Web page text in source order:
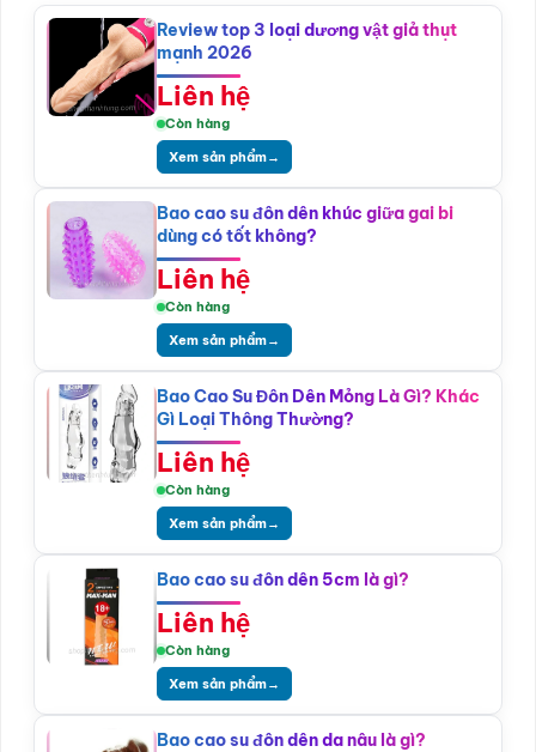
Review top 3 loại dương vật giả thụt
mạnh 2026
Liên hệ
Còn hàng
Xem sản phẩm→
Bao cao su đôn dên khúc giữa gai bi
dùng có tốt không?
Liên hệ
Còn hàng
Xem sản phẩm→
Bao Cao Su Đôn Dên Mỏng Là Gì? Khác
Gì Loại Thông Thường?
Liên hệ
Còn hàng
Xem sản phẩm→
Bao cao su đôn dên 5cm là gì?
Liên hệ
Còn hàng
Xem sản phẩm→
Bao cao su đôn dên da nâu là gì?